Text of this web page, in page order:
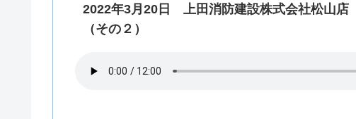
2022年3月20日 上田消防建設株式会社松
（その２）